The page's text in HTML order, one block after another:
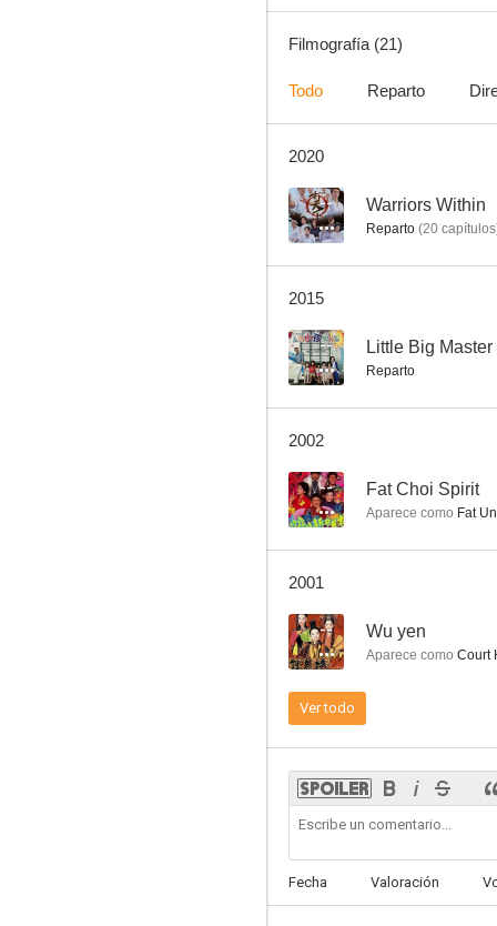
--
Filmografía (21)
Todo Reparto
2020
-- Warriors Within
Reparto (20 capítulos
2015
-- Little Big Master
Reparto
2002
-- Fat Choi Spirit
Aparece como Fat
2001
-- Wu yen
Aparece como Court
Ver todo
Fecha Valoración